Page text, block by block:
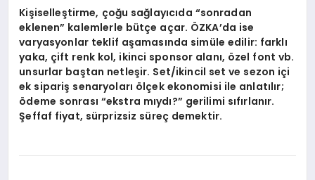
Kişiselleştirme, çoğu sağlayıcıda “sonradan
eklenen” kalemlerle bütçe açar. ÖZKA’da ise
varyasyonlar teklif aşamasında simüle edilir: farklı
yaka, çift renk kol, ikinci sponsor alanı, özel font vb.
unsurlar baştan netleşir. Set/ikincil set ve sezon içi
ek sipariş senaryoları ölçek ekonomisi ile anlatılır;
ödeme sonrası “ekstra mıydı?” gerilimi sıfırlanır.
Şeffaf fiyat, sürprizsiz süreç demektir.